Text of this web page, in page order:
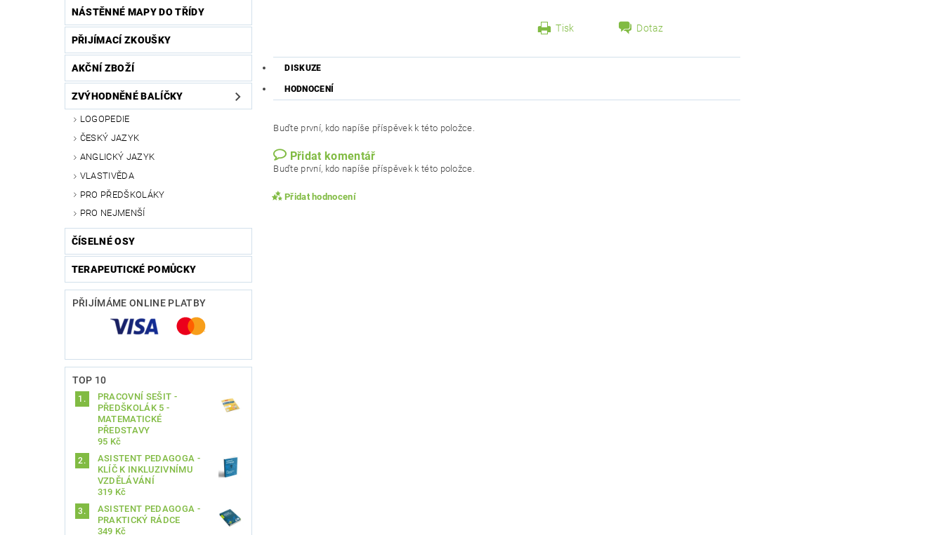
NÁSTĚNNÉ MAPY DO TŘÍDY
PŘIJÍMACÍ ZKOUŠKY
AKČNÍ ZBOŽÍ
ZVÝHODNĚNÉ BALÍČKY
LOGOPEDIE
ČESKÝ JAZYK
ANGLICKÝ JAZYK
VLASTIVĚDA
PRO PŘEDŠKOLÁKY
PRO NEJMENŠÍ
ČÍSELNÉ OSY
TERAPEUTICKÉ POMŮCKY
PŘIJÍMÁME ONLINE PLATBY
TOP 10
PRACOVNÍ SEŠIT -
PŘEDŠKOLÁK 5 -
MATEMATICKÉ
PŘEDSTAVY
95 Kč
ASISTENT PEDAGOGA -
KLÍČ K INKLUZIVNÍMU
VZDĚLÁVÁNÍ
319 Kč
ASISTENT PEDAGOGA -
PRAKTICKÝ RÁDCE
349 Kč
Tisk Dotaz
DISKUZE
HODNOCENÍ
Buďte první, kdo napíše příspěvek k této položce.
Přidat komentář
Buďte první, kdo napíše příspěvek k této položce.
Přidat hodnocení